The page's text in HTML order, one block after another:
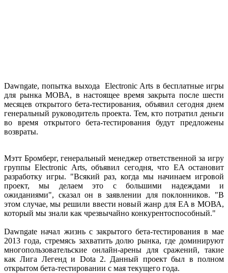
Dawngate, попытка выхода Electronic Arts в бесплатные игры
для рынка МОВА, в настоящее время закрыта после шести
месяцев открытого бета-тестирования, объявил сегодня днем
генеральный руководитель проекта. Тем, кто потратил деньги
во время открытого бета-тестирования будут предложены
возвраты.
Мэтт Бромберг, генеральный менеджер ответственной за игру
группы Electronic Arts, объявил сегодня, что EA остановит
разработку игры. "Всякий раз, когда мы начинаем игровой
проект, мы делаем это с большими надеждами и
ожиданиями", сказал он в заявлении для поклонников. "В
этом случае, мы решили ввести новый жанр для EA в МОВА,
который мы знали как чрезвычайно конкурентоспособный."
Dawngate начал жизнь с закрытого бета-тестирования в мае
2013 года, стремясь захватить долю рынка, где доминируют
многопользовательские онлайн-арены для сражений, такие
как Лига Легенд и Dota 2. Данный проект был в полном
открытом бета-тестировании с мая текущего года.